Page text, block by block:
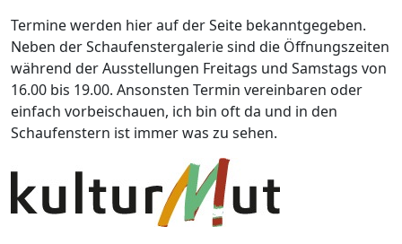
Termine werden hier auf der Seite bekanntgegeben.
Neben der Schaufenstergalerie sind die Öffnungszeiten
während der Ausstellungen Freitags und Samstags von
16.00 bis 19.00. Ansonsten Termin vereinbaren oder
einfach vorbeischauen, ich bin oft da und in den
Schaufenstern ist immer was zu sehen.